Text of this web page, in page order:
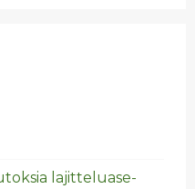
la­jit­te­lua­se­